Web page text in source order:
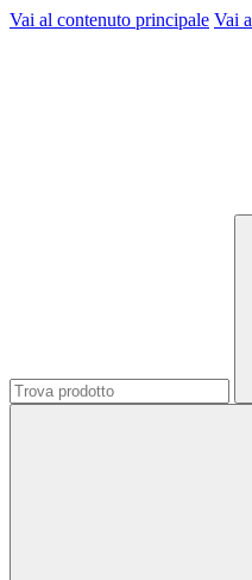
Vai al contenuto principale Vai